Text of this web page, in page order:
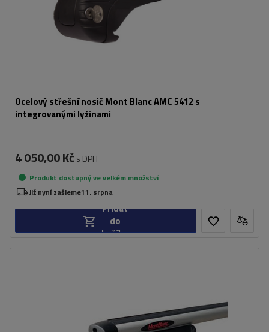
Ocelový střešní nosič Mont Blanc AMC 5412 s
integrovanými lyžinami
4 050,00 Kč s DPH
Produkt dostupný ve velkém množství
Již nyní zašleme11. srpna
Přidat
do
košíku